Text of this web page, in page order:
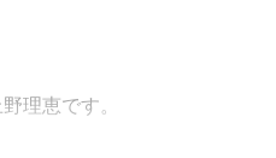
理恵です。